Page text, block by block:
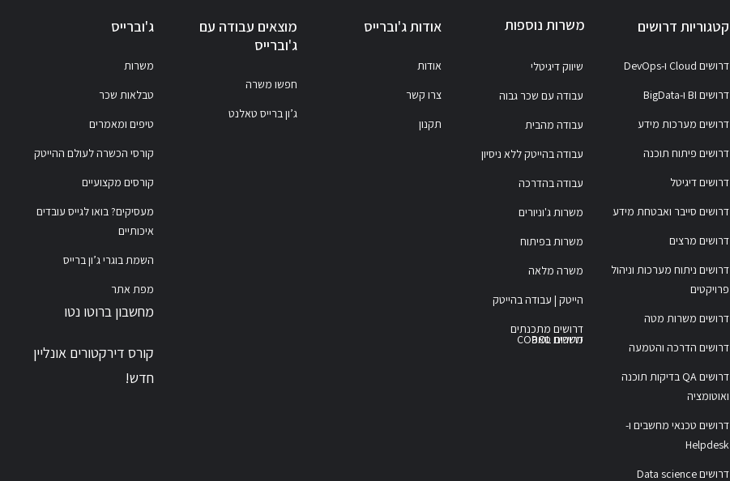
קטגוריות דרושים
דרושים Cloud ו-DevOps
דרושים BI ו-BigData
דרושים מערכות מידע
דרושים פיתוח תוכנה
דרושים דיגיטל
דרושים סייבר ואבטחת מידע
דרושים מרצים
דרושים ניתוח מערכות וניהול
פרויקטים
דרושים משרות מטה
דרושים הדרכה והטמעה
דרושים QA בדיקות תוכנה
ואוטומציה
דרושים טכנאי מחשבים ו-
Helpdesk
דרושים Data science
משרות נוספות
שיווק דיגיטלי
עבודה עם שכר גבוה
עבודה מהבית
עבודה בהייטק ללא ניסיון
עבודה בהדרכה
משרות ג'וניורים
משרות בפיתוח
משרה מלאה
הייטק | עבודה בהייטק
דרושים מתכנתים
דרושים סאפ
משרות COBOL
אודות ג'וברייס
אודות
צרו קשר
תקנון
מוצאים עבודה עם
ג'וברייס
חפשו משרה
ג’ון ברייס טאלנט
ג'וברייס
משרות
טבלאות שכר
טיפים ומאמרים
קורסי הכשרה לעולם ההייטק
קורסים מקצועיים
מעסיקים? בואו לגייס עובדים
איכותיים
השמת בוגרי ג’ון ברייס
מפת אתר
מחשבון ברוטו נטו
קורס דירקטורים אונליין
חדש!